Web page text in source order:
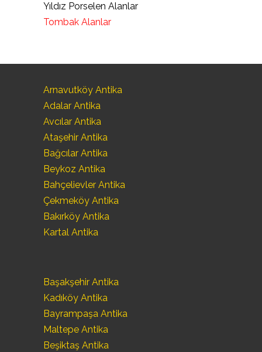
Yıldız Porselen Alanlar
Tombak Alanlar
Arnavutköy Antika
Adalar Antika
Avcılar Antika
Ataşehir Antika
Bağcılar Antika
Beykoz Antika
Bahçelievler Antika
Çekmeköy Antika
Bakırköy Antika
Kartal Antika
Başakşehir Antika
Kadıköy Antika
Bayrampaşa Antika
Maltepe Antika
Beşiktaş Antika